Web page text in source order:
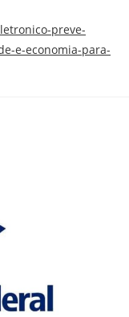
preve-
e-economia-para-